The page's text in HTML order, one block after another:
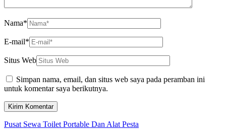
Nama*
E-mail*
Situs Web
Simpan nama, email, dan situs web saya pada peramban ini
untuk komentar saya berikutnya.
Pusat Sewa Toilet Portable Dan Alat Pesta